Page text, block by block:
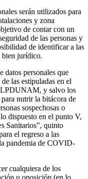
serán utilizados para
y zona
de contar con un
de las personas y
de identificar a las
bien jurídico.
datos personales que
las estipuladas en el
LPDUNAM, y salvo los
para nutrir la bitácora de
sospechosas o
dispuesto en el punto V,
Sanitarios”, quinto
el regreso a las
pandemia de COVID-
cualquiera de los